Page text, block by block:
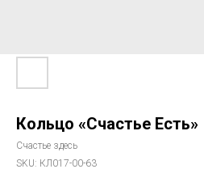
Кольцо «Счастье Есть»
Счастье здесь
SKU: КЛ017-00-63